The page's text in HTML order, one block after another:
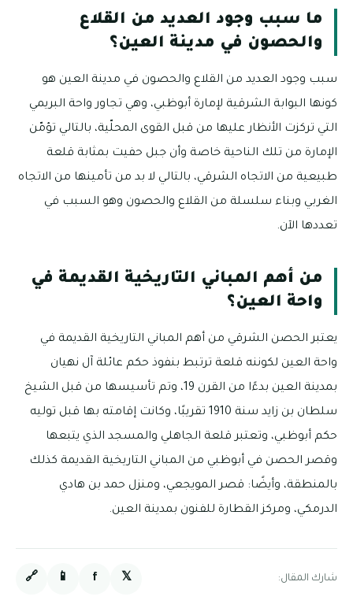
ما سبب وجود العديد من القلاع
والحصون في مدينة العين؟
سبب وجود العديد من القلاع والحصون في مدينة العين هو
كونها البوابة الشرقية لإمارة أبوظبي، وهي تجاور واحة البريمي
التي تركزت الأنظار عليها من قبل القوى المحلّية، بالتالي تؤمّن
الإمارة من تلك الناحية خاصة وأن جبل حفيت بمثابة قلعة
طبيعية من الاتجاه الشرقي، بالتالي لا بد من تأمينها من الاتجاه
الغربي وبناء سلسلة من القلاع والحصون وهو السبب في
تعددها الآن.
من أهم المباني التاريخية القديمة في
واحة العين؟
يعتبر الحصن الشرقي من أهم المباني التاريخية القديمة في
واحة العين لكوننه قلعة ترتبط بنفوذ حكم عائلة آل نهيان
بمدينة العين بدءًا من القرن 19، وتم تأسيسها من قبل الشيخ
سلطان بن زايد سنة 1910 تقريبًا، وكانت إقامته بها قبل توليه
حكم أبوظبي، وتعتبر قلعة الجاهلي والمسجد الذي يتبعها
وقصر الحصن في أبوظبي من المباني التاريخية القديمة كذلك
بالمنطقة، وأيضًا: قصر المويجعي، ومنزل حمد بن هادي
الدرمكي، ومركز القطارة للفنون بمدينة العين.
شارك المقال: 𝕏
f
📱
🔗